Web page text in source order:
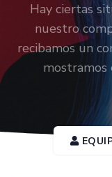
Hay ciertas
nuestro
recibamos un
mostramos